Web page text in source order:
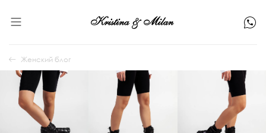
Женский блог